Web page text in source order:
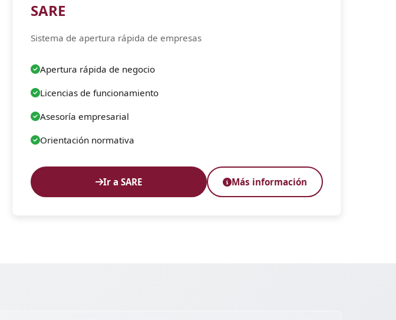
SARE
Sistema de apertura rápida de empresas
Apertura rápida de negocio
Licencias de funcionamiento
Asesoría empresarial
Orientación normativa
Ir a SARE Más información